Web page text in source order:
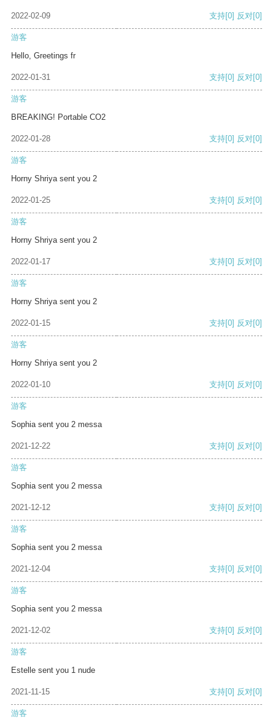
2022-02-09 支持[0] 反对[0]
游客
Hello, Greetings fr
2022-01-31 支持[0] 反对[0]
游客
BREAKING! Portable CO2
2022-01-28 支持[0] 反对[0]
游客
Horny Shriya sent you 2
2022-01-25 支持[0] 反对[0]
游客
Horny Shriya sent you 2
2022-01-17 支持[0] 反对[0]
游客
Horny Shriya sent you 2
2022-01-15 支持[0] 反对[0]
游客
Horny Shriya sent you 2
2022-01-10 支持[0] 反对[0]
游客
Sophia sent you 2 messa
2021-12-22 支持[0] 反对[0]
游客
Sophia sent you 2 messa
2021-12-12 支持[0] 反对[0]
游客
Sophia sent you 2 messa
2021-12-04 支持[0] 反对[0]
游客
Sophia sent you 2 messa
2021-12-02 支持[0] 反对[0]
游客
Estelle sent you 1 nude
2021-11-15 支持[0] 反对[0]
游客